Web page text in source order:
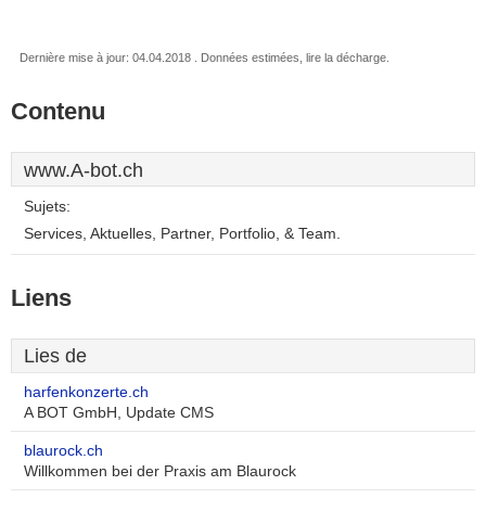
Dernière mise à jour: 04.04.2018 . Données estimées, lire la décharge.
Contenu
www.A-bot.ch
Sujets:
Services, Aktuelles, Partner, Portfolio, & Team.
Liens
Lies de
harfenkonzerte.ch
A BOT GmbH, Update CMS
blaurock.ch
Willkommen bei der Praxis am Blaurock